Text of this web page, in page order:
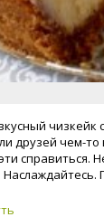
чизкейк
друзей чем-
справиться.